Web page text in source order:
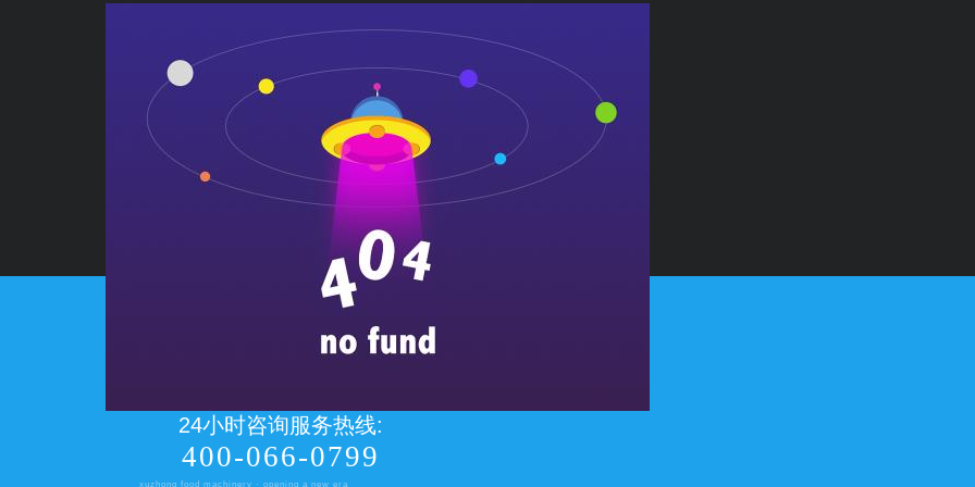
24小时咨询服务热线:
400-066-0799
xuzhong food machinery · opening a new era